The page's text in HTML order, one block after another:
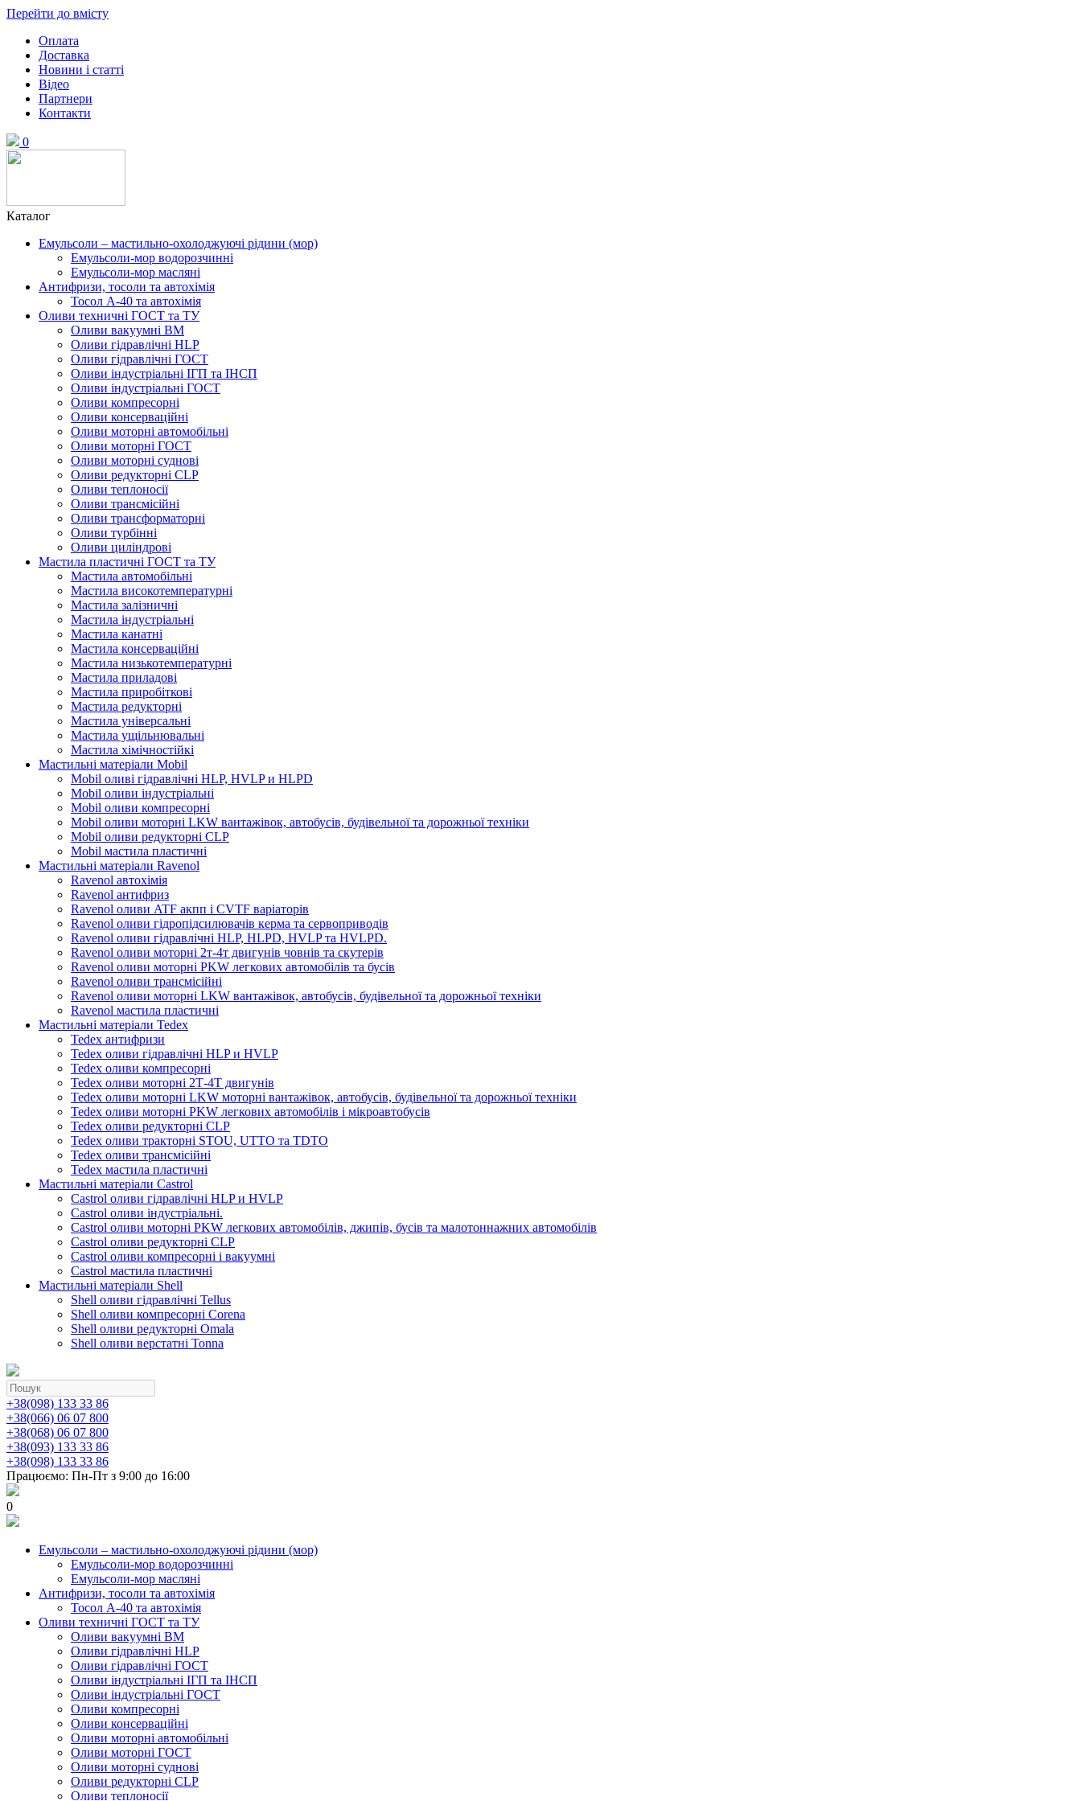
Перейти до вмісту
Оплата
Доставка
Новини і статті
Відео
Партнери
Контакти
0
Каталог
Емульсоли – мастильно-охолоджуючі рідини (мор)
Емульсоли-мор водорозчинні
Емульсоли-мор масляні
Антифризи, тосоли та автохімія
Тосол А-40 та автохімія
Оливи техничні ГОСТ та ТУ
Оливи вакуумні ВМ
Оливи гідравлічні HLP
Оливи гідравлічні ГОСТ
Оливи індустріальні ІГП та ІНСП
Оливи індустріальні ГОСТ
Оливи компресорні
Оливи консерваційні
Оливи моторні автомобільні
Оливи моторні ГОСТ
Оливи моторні суднові
Оливи редукторні CLP
Оливи теплоносії
Оливи трансмісійні
Оливи трансформаторні
Оливи турбінні
Оливи циліндрові
Мастила пластичні ГОСТ та ТУ
Мастила автомобільні
Мастила високотемпературні
Мастила залізничні
Мастила індустріальні
Мастила канатні
Мастила консерваційні
Мастила низькотемпературні
Мастила приладові
Мастила приробіткові
Мастила редукторні
Мастила універсальні
Мастила ущільнювальні
Мастила хімічностійкі
Мастильні матеріали Mobil
Mobil оливі гідравлічні HLP, HVLP и HLPD
Mobil оливи індустріальні
Mobil оливи компресорні
Mobil оливи моторні LKW вантажівок, автобусів, будівельної та дорожньої техніки
Mobil оливи редукторні CLP
Mobil мастила пластичні
Мастильні матеріали Ravenol
Ravenol автохімія
Ravenol антифриз
Ravenol оливи ATF акпп і CVTF варіаторів
Ravenol оливи гідропідсилювачів керма та сервоприводів
Ravenol оливи гідравлічні HLP, HLPD, HVLP та HVLPD.
Ravenol оливи моторні 2т-4т двигунів човнів та скутерів
Ravenol оливи моторні PKW легкових автомобілів та бусів
Ravenol оливи трансмісійні
Ravenol оливи моторні LKW вантажівок, автобусів, будівельної та дорожньої техніки
Ravenol мастила пластичні
Мастильні матеріали Tedex
Tedex антифризи
Tedex оливи гідравлічні HLP и HVLP
Tedex оливи компресорні
Tedex оливи моторні 2Т-4Т двигунів
Tedex оливи моторні LKW моторні вантажівок, автобусів, будівельної та дорожньої техніки
Tedex оливи моторні PKW легкових автомобілів і мікроавтобусів
Tedex оливи редукторні CLP
Tedex оливи тракторні STOU, UTTO та TDTO
Tedex оливи трансмісійні
Tedex мастила пластичні
Мастильні матеріали Castrol
Castrol оливи гідравлічні HLP и HVLP
Castrol оливи індустріальні.
Castrol оливи моторні PKW легкових автомобілів, джипів, бусів та малотоннажних автомобілів
Castrol оливи редукторні CLP
Castrol оливи компресорні і вакуумні
Castrol мастила пластичні
Мастильні матеріали Shell
Shell оливи гідравлічні Tellus
Shell оливи компресорні Corena
Shell оливи редукторні Omala
Shell оливи верстатні Tonna
+38(098) 133 33 86
+38(066) 06 07 800
+38(068) 06 07 800
+38(093) 133 33 86
+38(098) 133 33 86
Працюємо: Пн-Пт з 9:00 до 16:00
0
Емульсоли – мастильно-охолоджуючі рідини (мор)
Емульсоли-мор водорозчинні
Емульсоли-мор масляні
Антифризи, тосоли та автохімія
Тосол А-40 та автохімія
Оливи техничні ГОСТ та ТУ
Оливи вакуумні ВМ
Оливи гідравлічні HLP
Оливи гідравлічні ГОСТ
Оливи індустріальні ІГП та ІНСП
Оливи індустріальні ГОСТ
Оливи компресорні
Оливи консерваційні
Оливи моторні автомобільні
Оливи моторні ГОСТ
Оливи моторні суднові
Оливи редукторні CLP
Оливи теплоносії